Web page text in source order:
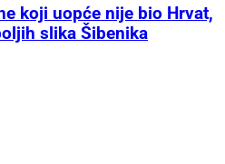
koji uopće nije bio Hrvat,
slika Šibenika